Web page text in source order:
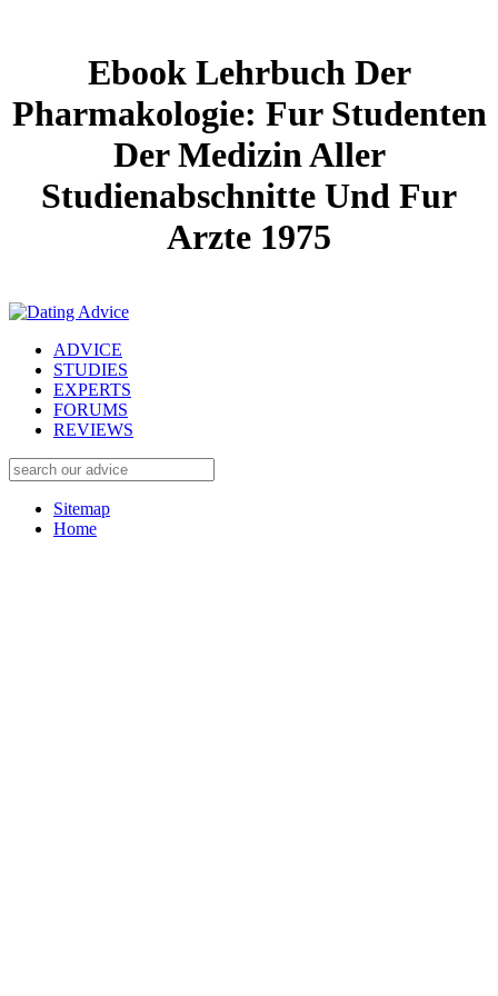
Ebook Lehrbuch Der
Pharmakologie: Fur Studenten
Der Medizin Aller
Studienabschnitte Und Fur
Arzte 1975
ADVICE
STUDIES
EXPERTS
FORUMS
REVIEWS
Sitemap
Home